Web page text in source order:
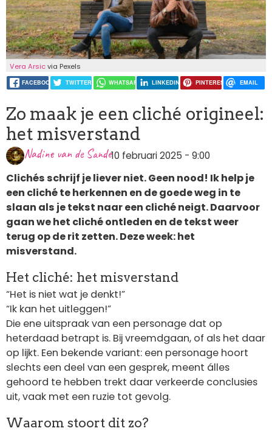
Vera Arsicvia Pexels
FACEBOOK TWITTER WHATSAPP LINKEDIN PINTEREST EMAIL
Zo maak je een cliché origineel:
het misverstand
Nadine van de Sande10 februari 2025 - 9:00
Clichés schrijf je liever niet. Geen nood! Ik help je
een cliché te herkennen en de goede weg in te
slaan als je tekst naar een cliché neigt. Daarvoor
gaan we het cliché ontleden en de tekst weer
terug op de rit zetten. Deze week: het
misverstand.
Het cliché: het misverstand
“Het is niet wat je denkt!”
“Ik kan het uitleggen!”
Die ene uitspraak van een personage dat op
heterdaad betrapt is. Bij vreemdgaan, of als het daar
op lijkt. Een bekende variant: een personage hoort
slechts een deel van een gesprek, meent álles
gehoord te hebben trekt daar verkeerde conclusies
uit, vaak met een ruzie tot gevolg.
Waarom stoort dit zo?